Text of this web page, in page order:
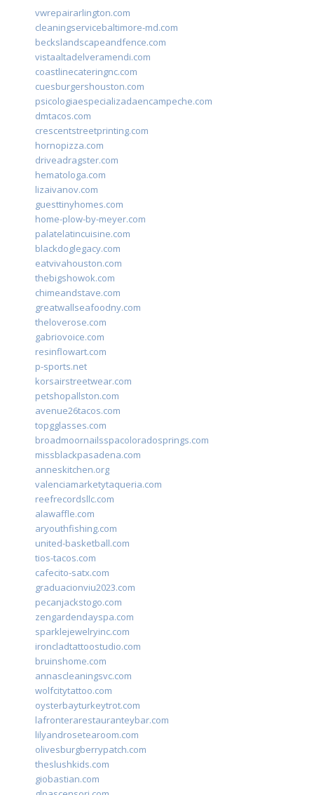
vwrepairarlington.com
cleaningservicebaltimore-md.com
beckslandscapeandfence.com
vistaaltadelveramendi.com
coastlinecateringnc.com
cuesburgershouston.com
psicologiaespecializadaencampeche.com
dmtacos.com
crescentstreetprinting.com
hornopizza.com
driveadragster.com
hematologa.com
lizaivanov.com
guesttinyhomes.com
home-plow-by-meyer.com
palatelatincuisine.com
blackdoglegacy.com
eatvivahouston.com
thebigshowok.com
chimeandstave.com
greatwallseafoodny.com
theloverose.com
gabriovoice.com
resinflowart.com
p-sports.net
korsairstreetwear.com
petshopallston.com
avenue26tacos.com
topgglasses.com
broadmoornailsspacoloradosprings.com
missblackpasadena.com
anneskitchen.org
valenciamarketytaqueria.com
reefrecordsllc.com
alawaffle.com
aryouthfishing.com
united-basketball.com
tios-tacos.com
cafecito-satx.com
graduacionviu2023.com
pecanjackstogo.com
zengardendayspa.com
sparklejewelryinc.com
ironcladtattoostudio.com
bruinshome.com
annascleaningsvc.com
wolfcitytattoo.com
oysterbayturkeytrot.com
lafronterarestauranteybar.com
lilyandrosetearoom.com
olivesburgberrypatch.com
theslushkids.com
giobastian.com